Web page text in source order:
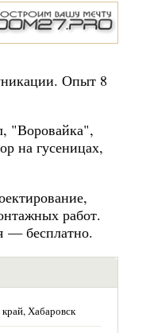
Опыт 8
"Воровайка",
на гусеницах,
работ.
— бесплатно.
Хабаровск